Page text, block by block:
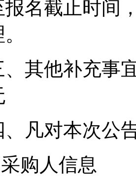
报名截止时间
、其他补充事
、凡对本次公
购人信息